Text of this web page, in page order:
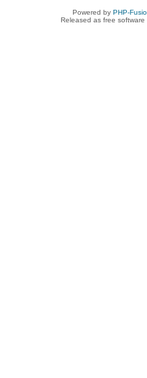
Powered by PHP-
Released as free